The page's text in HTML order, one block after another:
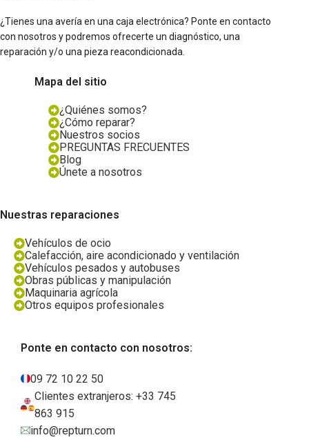
¿Tienes una avería en una caja electrónica? Ponte en contacto
con nosotros y podremos ofrecerte un diagnóstico, una
reparación y/o una pieza reacondicionada.
Mapa del sitio
¿Quiénes somos?
¿Cómo reparar?
Nuestros socios
PREGUNTAS FRECUENTES
Blog
Únete a nosotros
Nuestras reparaciones
Vehículos de ocio
Calefacción, aire acondicionado y ventilación
Vehículos pesados y autobuses
Obras públicas y manipulación
Maquinaria agrícola
Otros equipos profesionales
Ponte en contacto con nosotros:
09 72 10 22 50
Clientes extranjeros: +33 745
863 915
info@repturn.com